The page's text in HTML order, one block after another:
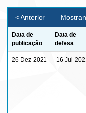
< Anterior
Data de
publicação
Data de
defesa
26-Dez-2021 16-Jul-